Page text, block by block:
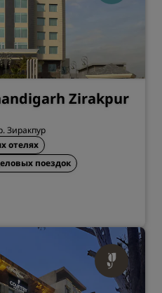
Zirakpur
Зиракпур
отелях
поездок